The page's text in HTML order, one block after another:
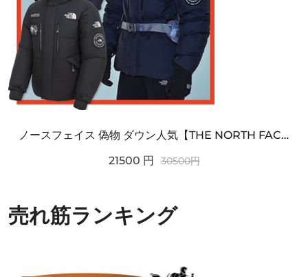
ノースフェイス 偽物 ダウン人気【THE NORTH FACE】M'S 7 SUMMIT HIM...
21500 円 30500円
売れ筋ランキング